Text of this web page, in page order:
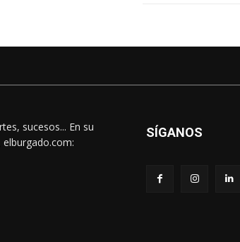
sucesos... En su
SÍGANOS